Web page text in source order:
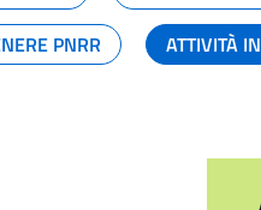
PNRR
ATTIVITÀ